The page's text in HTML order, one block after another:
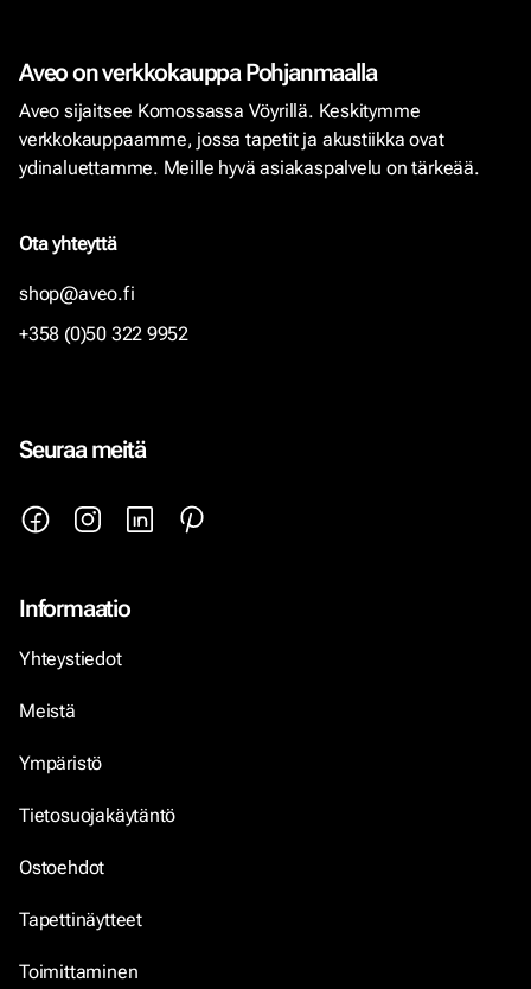
Aveo on verkkokauppa Pohjanmaalla
Aveo sijaitsee Komossassa Vöyrillä. Keskitymme
verkkokauppaamme, jossa tapetit ja akustiikka ovat
ydinaluettamme. Meille hyvä asiakaspalvelu on tärkeää.
Ota yhteyttä
shop@aveo.fi
+358 (0)50 322 9952
Seuraa meitä
Informaatio
Yhteystiedot
Meistä
Ympäristö
Tietosuojakäytäntö
Ostoehdot
Tapettinäytteet
Toimittaminen